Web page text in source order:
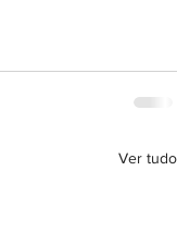
Ver tudo